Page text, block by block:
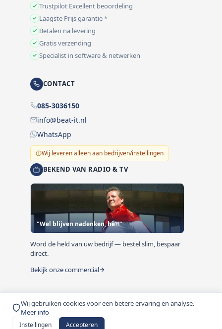
Wij gebruiken cookies voor een betere ervaring en analyse.
Meer info
Instellingen Accepteren
Trustpilot Excellent beoordeling
Laagste Prijs garantie *
Betalen na levering
Gratis verzending
Specialist in software & netwerken
CONTACT
085-3036150
info@beat-it.nl
WhatsApp
Wij leveren alleen aan bedrijven/instellingen
BEKEND VAN RADIO & TV
"Wel blijven nadenken, hè?!"
Word de held van uw bedrijf — bestel slim, bespaar
direct.
Bekijk onze commercial
© 1999-2026 Beat-it.nl. Vermelde prijzen zijn excl. BTW
tenzij anders vermeld.